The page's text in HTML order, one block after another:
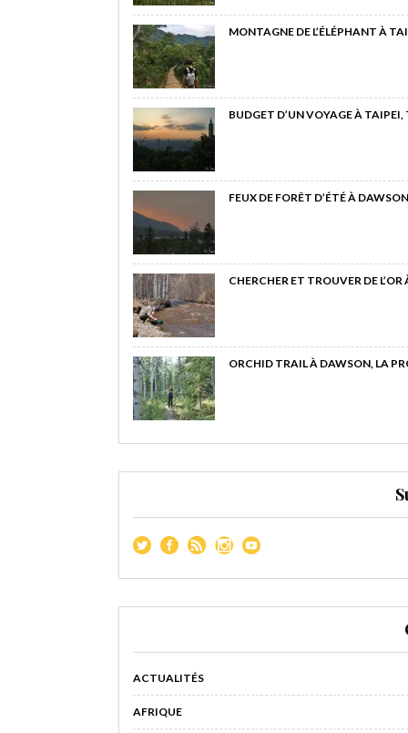
MONTAGNE DE L’ÉLÉPHANT À
BUDGET D’UN VOYAGE À
FEUX DE FORÊT D’ÉTÉ À
CHERCHER ET TROUVER DE
ORCHID TRAIL À DAWSON, LA
ACTUALITÉS
AFRIQUE